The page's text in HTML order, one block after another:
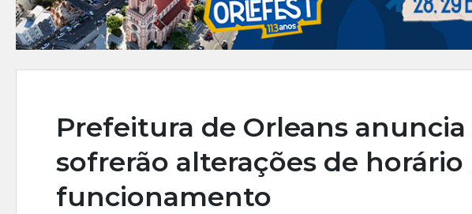
Prefeitura de Orleans
sofrerão alterações de horário
funcionamento